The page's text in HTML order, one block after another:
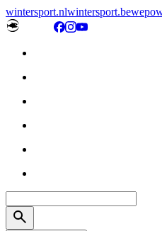
wintersport.nlwintersport.be